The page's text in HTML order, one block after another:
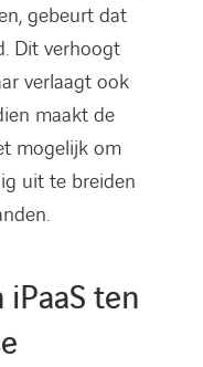
gebeurt dat
Dit verhoogt
verlaagt ook
maakt de
mogelijk om
uit te breiden
ten